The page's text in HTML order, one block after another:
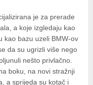
je za prerade
a koje izgledaju kao
kao bazu uzeli BMW-ov
da su ugrizli više nego
nešto privlačno.
boku, na novi stražnji
a sprijeda su kotač i